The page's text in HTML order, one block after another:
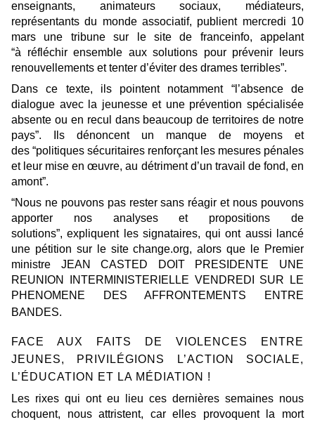
enseignants, animateurs sociaux, médiateurs,
représentants du monde associatif, publient mercredi 10
mars une tribune sur le site de franceinfo, appelant
“à réfléchir ensemble aux solutions pour prévenir leurs
renouvellements et tenter d’éviter des drames terribles”.
Dans ce texte, ils pointent notamment “l’absence de
dialogue avec la jeunesse et une prévention spécialisée
absente ou en recul dans beaucoup de territoires de notre
pays”. Ils dénoncent un manque de moyens et
des “politiques sécuritaires renforçant les mesures pénales
et leur mise en œuvre, au détriment d’un travail de fond, en
amont”.
“Nous ne pouvons pas rester sans réagir et nous pouvons
apporter nos analyses et propositions de
solutions”, expliquent les signataires, qui ont aussi lancé
une pétition sur le site change.org, alors que le Premier
ministre JEAN CASTED DOIT PRESIDENTE UNE
REUNION INTERMINISTERIELLE VENDREDI SUR LE
PHENOMENE DES AFFRONTEMENTS ENTRE
BANDES.
FACE AUX FAITS DE VIOLENCES ENTRE
JEUNES, PRIVILÉGIONS L’ACTION SOCIALE,
L’ÉDUCATION ET LA MÉDIATION !
Les rixes qui ont eu lieu ces dernières semaines nous
choquent, nous attristent, car elles provoquent la mort